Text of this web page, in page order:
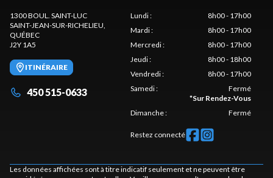
1300 BOUL. SAINT-LUC
SAINT-JEAN-SUR-RICHELIEU
QUÉBEC
J2Y 1A5
ITINÉRAIRE
450 515-0633
Lundi:
8h00 - 17h00
Mardi:
8h00 - 17h00
Mercredi:
8h00 - 17h00
Jeudi:
8h00 - 18h00
Vendredi:
8h00 - 17h00
Samedi:
Fermé
*Sur Rendez-Vous
Dimanche: Fermé
Restez connecté
Les données affichées sont à titre indicatif seulement et ne peuvent être